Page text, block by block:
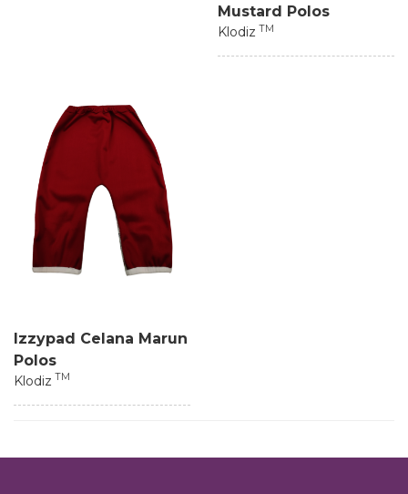
Mustard Polos
Klodiz TM
Izzypad Celana Marun
Polos
Klodiz TM